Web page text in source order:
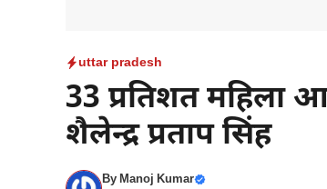
uttar pradesh
33 प्रतिशत महिला
शैलेन्द्र प्रताप सिंह
ByManoj Kumar